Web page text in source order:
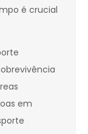
é crucial
em